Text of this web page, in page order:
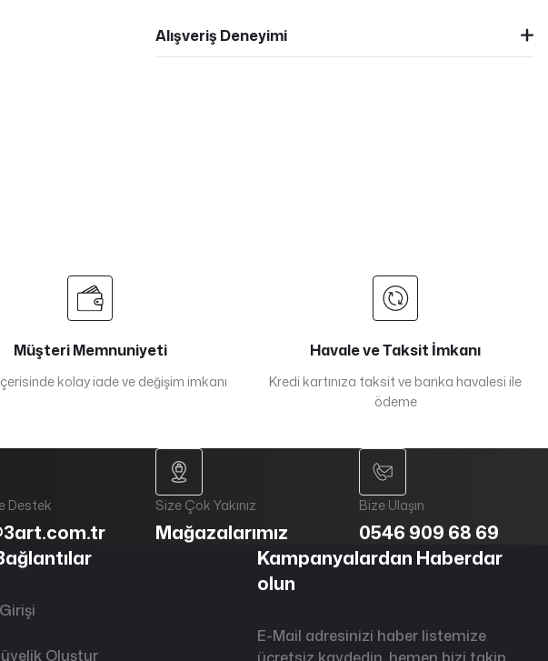
Alışveriş Deneyimi
Müşteri Memnuniyeti
kolay iade ve değişim imkanı
Havale ve Taksit İmkanı
Kredi kartınıza taksit ve banka havalesi ile
ödeme
Destek Size Çok Yakınız
Mağazalarımız
Bize Ulaşın
0546 909 68 69
üyelik Oluştur
Kampanyalardan Haberdar
olun
E-Mail adresinizi haber listemize